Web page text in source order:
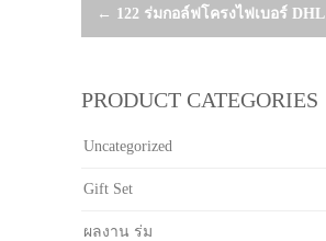
Post
← 122 ร่มกอล์ฟโครงไฟเบอร์ DHL
PRODUCT CATEGORIES
Uncategorized
Gift Set
ผลงาน ร่ม